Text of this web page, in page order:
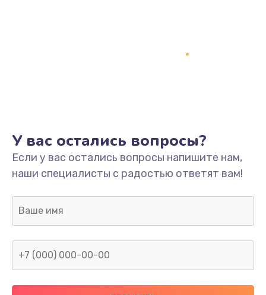
Замена процессора
1800 руб.
Замена системы охлаждения
1600 руб.
Замена термопасты
У вас остались вопросы?
Если у вас остались вопросы напишите нам,
наши специалисты с радостью ответят вам!